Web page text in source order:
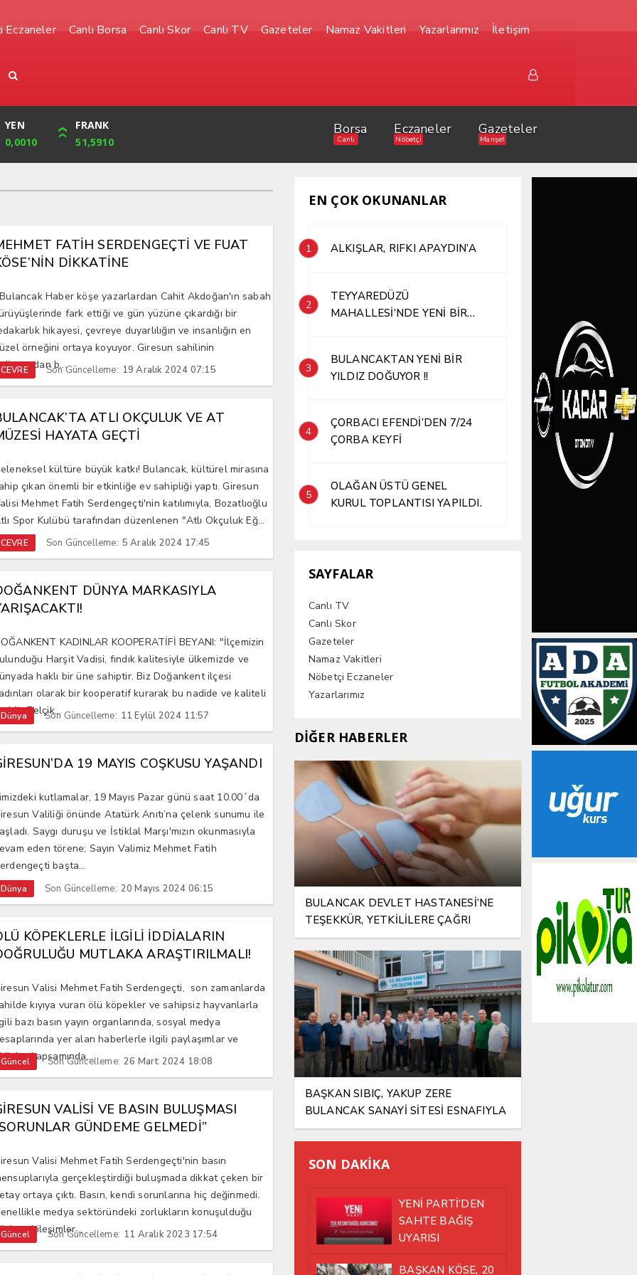
Eczaneler Canlı Borsa Canlı Skor Canlı TV Gazeteler Namaz Vakitleri Yazarlarımız İletişim
YEN
0,0010
FRANK
51,5910
CUMHURİYET
32,239,00
Borsa
Canlı
Eczaneler
Nöbetçi
Gazeteler
Manşet
FATİH SERDENGEÇTİ VE FUAT
DİKKATİNE
Bulancak Haber köşe yazarlardan Cahit Akdoğan'ın sabah
fark ettiği ve gün yüzüne çıkardığı bir
hikayesi, çevreye duyarlılığın ve insanlığın en
örneğini ortaya koyuyor. Giresun sahilinin
b...
CEVRE Son Güncelleme: 19 Aralık 2024 07:15
ATLI OKÇULUK VE AT
HAYATA GEÇTİ
kültüre büyük katkı! Bulancak, kültürel mirasına
çıkan önemli bir etkinliğe ev sahipliği yaptı. Giresun
Mehmet Fatih Serdengeçti'nin katılımıyla, Bozatlıoğlu
Spor Kulübü tarafından düzenlenen "Atlı Okçuluk Eğ...
CEVRE Son Güncelleme: 5 Aralık 2024 17:45
DÜNYA MARKASIYLA
KADINLAR KOOPERATİFİ BEYANI: "İlçemizin
Harşit Vadisi, fındık kalitesiyle ülkemizde ve
haklı bir üne sahiptir. Biz Doğankent ilçesi
olarak bir kooperatif kurarak bu nadide ve kaliteli
Belçik...
Dünya Son Güncelleme: 11 Eylül 2024 11:57
19 MAYIS COŞKUSU YAŞANDI
kutlamalar, 19 Mayıs Pazar günü saat 10.00´da
Valiliği önünde Atatürk Anıtı’na çelenk sunumu ile
Saygı duruşu ve İstiklal Marşı'mızın okunmasıyla
eden törene; Sayın Valimiz Mehmet Fatih
başta...
Dünya Son Güncelleme: 20 Mayıs 2024 06:15
KÖPEKLERLE İLGİLİ İDDİALARIN
MUTLAKA ARAŞTIRILMALI!
Valisi Mehmet Fatih Serdengeçti, son zamanlarda
kıyıya vuran ölü köpekler ve sahipsiz hayvanlarla
bazı basın yayın organlarında, sosyal medya
yer alan haberlerle ilgili paylaşımlar ve
kapsamında...
Güncel Son Güncelleme: 26 Mart 2024 18:08
VALİSİ VE BASIN BULUŞMASI
GÜNDEME GELMEDİ”
Valisi Mehmet Fatih Serdengeçti'nin basın
gerçekleştirdiği buluşmada dikkat çeken bir
ortaya çıktı. Basın, kendi sorunlarına hiç değinmedi.
medya sektöründeki zorlukların konuşulduğu
etkileşimler...
Güncel Son Güncelleme: 11 Aralık 2023 17:54
EN ÇOK OKUNANLAR
1 ALKIŞLAR, RIFKI APAYDIN’A
2
TEYYAREDÜZÜ
MAHALLESİ’NDE YENİ BİR
3
BULANCAKTAN YENİ BİR
YILDIZ DOĞUYOR !!
4
ÇORBACI EFENDİ’DEN 7/24
ÇORBA KEYFİ
5
OLAĞAN ÜSTÜ GENEL
KURUL TOPLANTISI YAPILDI.
SAYFALAR
Canlı TV
Canlı Skor
Gazeteler
Namaz Vakitleri
Nöbetçi Eczaneler
Yazarlarımız
DİĞER HABERLER
BULANCAK DEVLET HASTANESİ’NE
TEŞEKKÜR, YETKİLİLERE ÇAĞRI
BAŞKAN SIBIÇ, YAKUP ZERE
BULANCAK SANAYİ SİTESİ ESNAFIYLA
AYNI SOFRADA BULUŞTU
SON DAKİKA
YENİ PARTİ’DEN
SAHTE BAĞIŞ
UYARISI
BAŞKAN KÖSE, 20